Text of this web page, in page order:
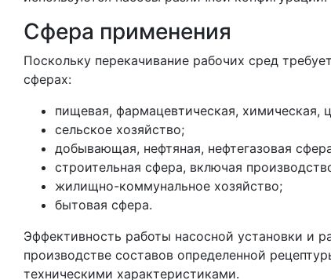
Сфера применения
Поскольку перекачивание рабочих сред
сферах:
пищевая, фармацевтическая, химическая,
сельское хозяйство;
добывающая, нефтяная, нефтегазовая
строительная сфера, включая
жилищно-коммунальное хозяйство;
бытовая сфера.
Эффективность работы насосной установки и
производстве составов определенной
техническими характеристиками.